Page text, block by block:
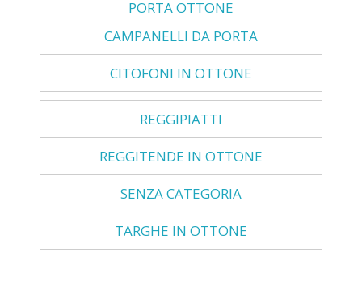
PORTA OTTONE
CAMPANELLI DA PORTA
CITOFONI IN OTTONE
REGGIPIATTI
REGGITENDE IN OTTONE
SENZA CATEGORIA
TARGHE IN OTTONE